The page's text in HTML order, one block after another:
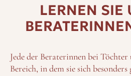
LERNEN SIE
Jede der Beraterinnen bei
Bereich, in dem sie sich